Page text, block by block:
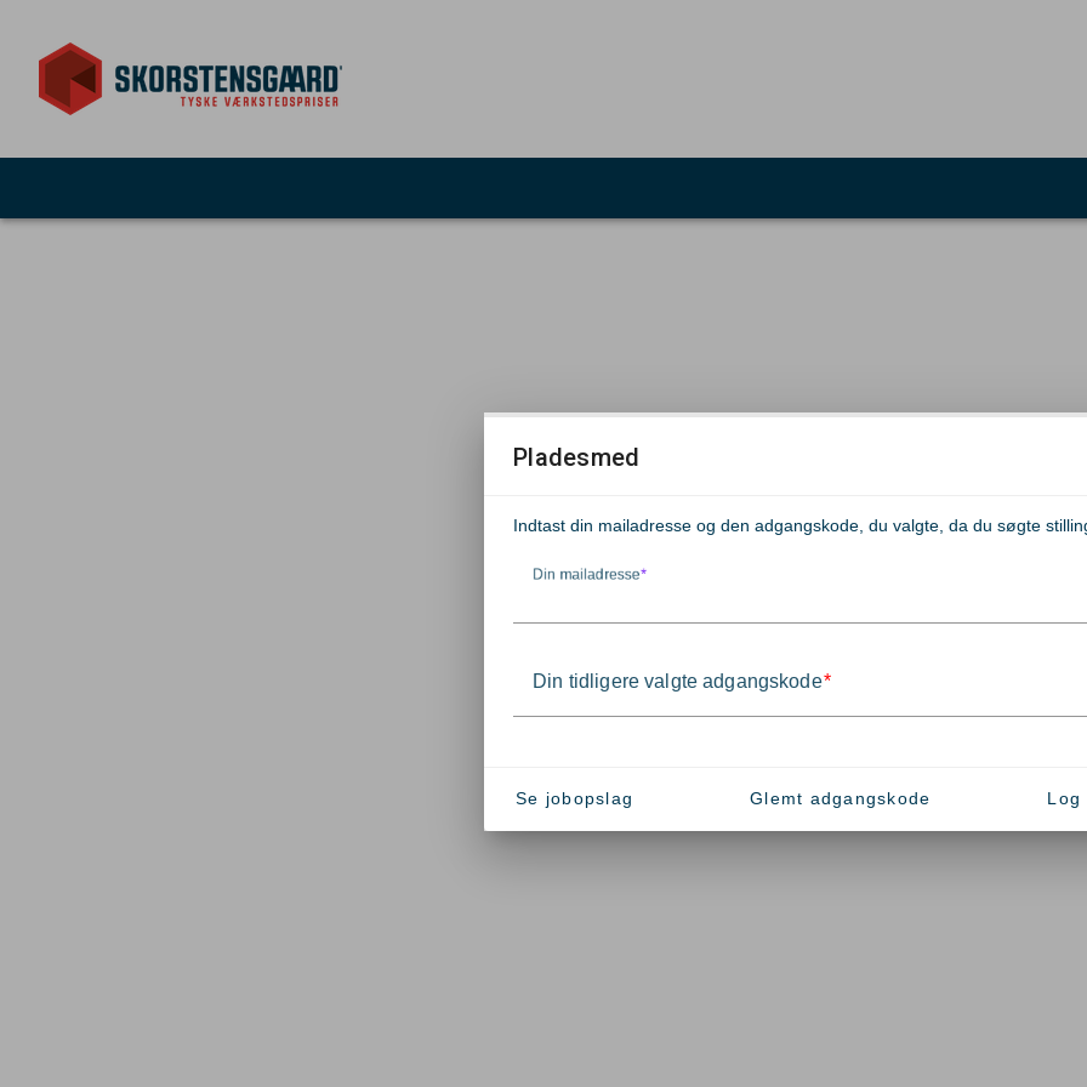
Pladesmed
Indtast din mailadresse og den adgangskode, du valgte, da du søgte
Din mailadresse
Din tidligere valgte adgangskode
Se jobopslag Glemt adgangskode Log